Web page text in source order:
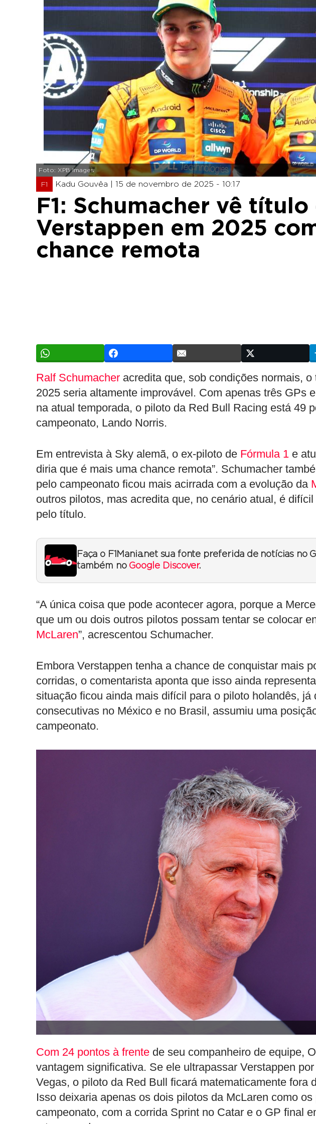
Foto: XPB Images
F1 Kadu Gouvêa | 15 de novembro de 2025 - 10:17
F1: Schumacher vê título
Verstappen em 2025
chance remota
Ralf Schumacher acredita que, sob condições normais,
2025 seria altamente improvável. Com apenas três GPs
na atual temporada, o piloto da Red Bull Racing está 49
campeonato, Lando Norris.
Em entrevista à Sky alemã, o ex-piloto de Fórmula 1 e
diria que é mais uma chance remota”. Schumacher
pelo campeonato ficou mais acirrada com a evolução da
outros pilotos, mas acredita que, no cenário atual, é
pelo título.
Faça o F1Mania.net sua fonte preferida de notícias no
também no Google Discover.
“A única coisa que pode acontecer agora, porque a
que um ou dois outros pilotos possam tentar se colocar
McLaren”, acrescentou Schumacher.
Embora Verstappen tenha a chance de conquistar mais
corridas, o comentarista aponta que isso ainda
situação ficou ainda mais difícil para o piloto holandês, já
consecutivas no México e no Brasil, assumiu uma
campeonato.
Com 24 pontos à frente de seu companheiro de equipe,
vantagem significativa. Se ele ultrapassar Verstappen
Vegas, o piloto da Red Bull ficará matematicamente fora
Isso deixaria apenas os dois pilotos da McLaren como
campeonato, com a corrida Sprint no Catar e o GP final